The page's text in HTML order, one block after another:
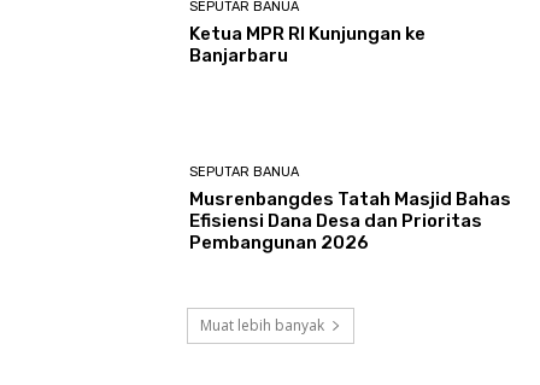
SEPUTAR BANUA
Ketua MPR RI Kunjungan ke
Banjarbaru
SEPUTAR BANUA
Musrenbangdes Tatah Masjid Bahas
Efisiensi Dana Desa dan Prioritas
Pembangunan 2026
Muat lebih banyak